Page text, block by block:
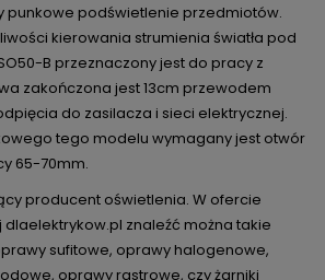
punkowe podświetlenie przedmiotów.
kierowania strumienia światła pod
B przeznaczony jest do pracy z
zakończona jest 13cm przewodem
do zasilacza i sieci elektrycznej.
tego modelu wymagany jest otwór
65-70mm.
producent oświetlenia. W ofercie
znaleźć można takie
sufitowe, oprawy halogenowe,
oprawy rastrowe, czy żarniki